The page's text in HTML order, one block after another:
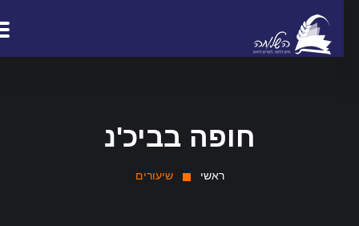
חופה בביכ'נ
ראשי שיעורים